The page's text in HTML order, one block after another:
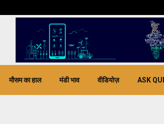
मौसम का हाल मंडी भाव वीडियोज़ ASK